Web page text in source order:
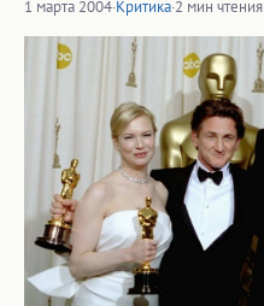
1 марта 2004·Критика·2 мин чтения